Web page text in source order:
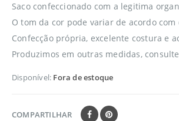
Saco confeccionado com a legitima
O tom da cor pode variar de acordo
Confecção própria, excelente costura e
Produzimos em outras medidas,
Disponível: Fora de estoque
COMPARTILHAR